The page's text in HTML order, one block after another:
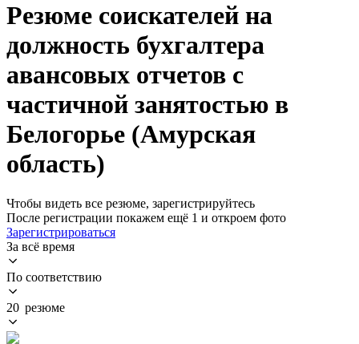
Резюме соискателей на
должность бухгалтера
авансовых отчетов с
частичной занятостью в
Белогорье (Амурская
область)
Чтобы видеть все резюме, зарегистрируйтесь
После регистрации покажем ещё 1 и откроем фото
Зарегистрироваться
За всё время
По соответствию
20 резюме